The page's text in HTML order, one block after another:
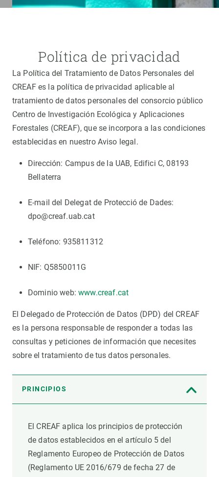
Política de privacidad
La Política del Tratamiento de Datos Personales del
CREAF es la política de privacidad aplicable al
tratamiento de datos personales del consorcio público
Centro de Investigación Ecológica y Aplicaciones
Forestales (CREAF), que se incorpora a las condiciones
establecidas en nuestro Aviso legal.
Dirección: Campus de la UAB, Edifici C, 08193
Bellaterra
E-mail del Delegat de Protecció de Dades:
dpo@creaf.uab.cat
Teléfono: 935811312
NIF: Q5850011G
Dominio web:www.creaf.cat
El Delegado de Protección de Datos (DPD) del CREAF
es la persona responsable de responder a todas las
consultas y peticiones de información que necesites
sobre el tratamiento de tus datos personales.
PRINCIPIOS
El CREAF aplica los principios de protección
de datos establecidos en el artículo 5 del
Reglamento Europeo de Protección de Datos
(Reglamento UE 2016/679 de fecha 27 de